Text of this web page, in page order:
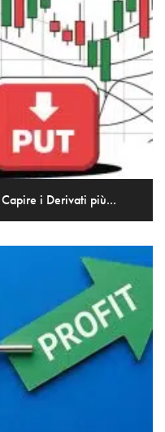
i Derivati più...